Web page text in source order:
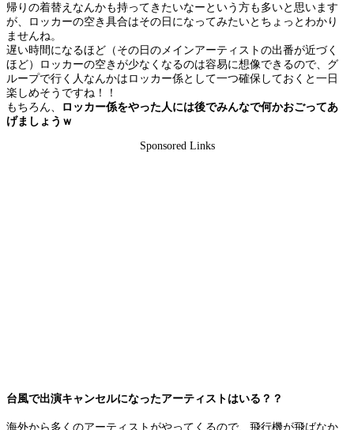
帰りの着替えなんかも持ってきたいなーという方も多いと思います
が、ロッカーの空き具合はその日になってみたいとちょっとわかり
ませんね。
遅い時間になるほど（その日のメインアーティストの出番が近づく
ほど）ロッカーの空きが少なくなるのは容易に想像できるので、グ
ループで行く人なんかはロッカー係として一つ確保しておくと一日
楽しめそうですね！！
もちろん、
ロッカー係をやった人には後でみんなで何かおごってあ
げましょうｗ
Sponsored Links
台風で出演キャンセルになったアーティストはいる？？
海外から多くのアーティストがやってくるので、飛行機が飛ばなか